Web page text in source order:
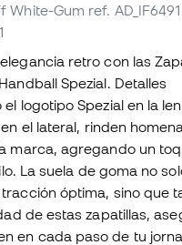
White-Gum ref. AD_IF6491
retro con las
Spezial. Detalles
logotipo Spezial en la
el lateral, rinden
marca, agregando un
La suela de goma no
óptima, sino que
de estas zapatillas,
en cada paso de tu